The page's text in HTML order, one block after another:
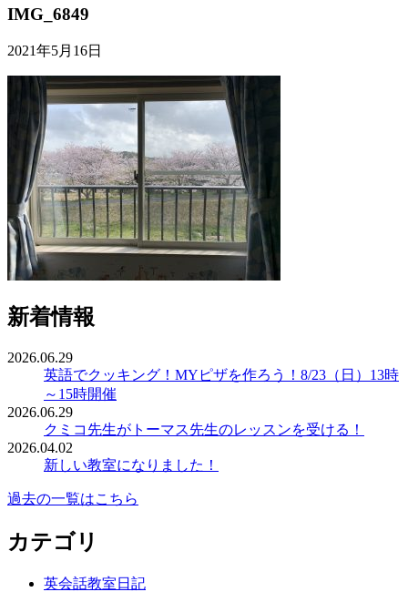
IMG_6849
2021年5月16日
新着情報
2026.06.29
英語でクッキング！MYピザを作ろう！8/23（日）13時
～15時開催
2026.06.29
クミコ先生がトーマス先生のレッスンを受ける！
2026.04.02
新しい教室になりました！
過去の一覧はこちら
カテゴリ
英会話教室日記